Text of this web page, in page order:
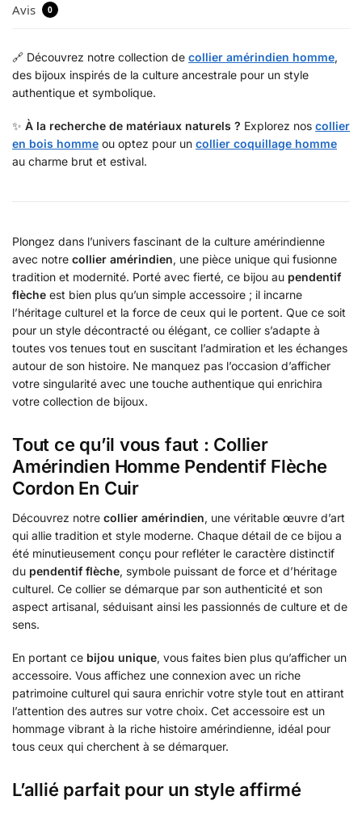
Avis 0
🔗 Découvrez notre collection de collier amérindien homme,
des bijoux inspirés de la culture ancestrale pour un style
authentique et symbolique.
✨ À la recherche de matériaux naturels ? Explorez nos collier
en bois homme ou optez pour un collier coquillage homme
au charme brut et estival.
Plongez dans l’univers fascinant de la culture amérindienne
avec notre collier amérindien, une pièce unique qui fusionne
tradition et modernité. Porté avec fierté, ce bijou au pendentif
flèche est bien plus qu’un simple accessoire ; il incarne
l’héritage culturel et la force de ceux qui le portent. Que ce soit
pour un style décontracté ou élégant, ce collier s’adapte à
toutes vos tenues tout en suscitant l’admiration et les échanges
autour de son histoire. Ne manquez pas l’occasion d’afficher
votre singularité avec une touche authentique qui enrichira
votre collection de bijoux.
Tout ce qu’il vous faut : Collier
Amérindien Homme Pendentif Flèche
Cordon En Cuir
Découvrez notre collier amérindien, une véritable œuvre d’art
qui allie tradition et style moderne. Chaque détail de ce bijou a
été minutieusement conçu pour refléter le caractère distinctif
du pendentif flèche, symbole puissant de force et d’héritage
culturel. Ce collier se démarque par son authenticité et son
aspect artisanal, séduisant ainsi les passionnés de culture et de
sens.
En portant ce bijou unique, vous faites bien plus qu’afficher un
accessoire. Vous affichez une connexion avec un riche
patrimoine culturel qui saura enrichir votre style tout en attirant
l’attention des autres sur votre choix. Cet accessoire est un
hommage vibrant à la riche histoire amérindienne, idéal pour
tous ceux qui cherchent à se démarquer.
L’allié parfait pour un style affirmé